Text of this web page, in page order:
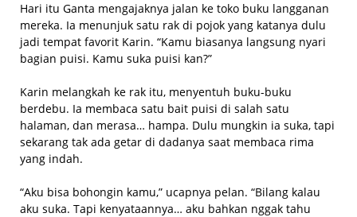
Hari itu Ganta mengajaknya jalan ke toko buku langganan
mereka. Ia menunjuk satu rak di pojok yang katanya dulu
jadi tempat favorit Karin. “Kamu biasanya langsung nyari
bagian puisi. Kamu suka puisi kan?”
Karin melangkah ke rak itu, menyentuh buku-buku
berdebu. Ia membaca satu bait puisi di salah satu
halaman, dan merasa… hampa. Dulu mungkin ia suka, tapi
sekarang tak ada getar di dadanya saat membaca rima
yang indah.
“Aku bisa bohongin kamu,” ucapnya pelan. “Bilang kalau
aku suka. Tapi kenyataannya… aku bahkan nggak tahu